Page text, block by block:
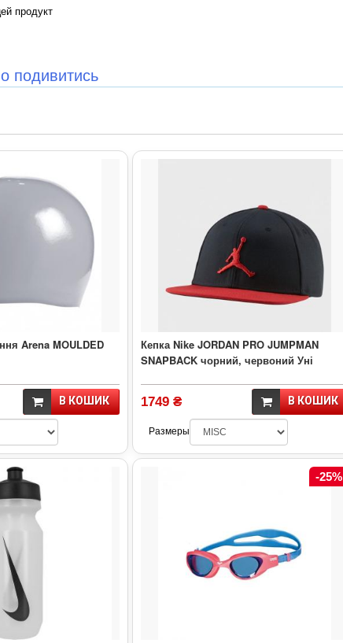
продукт
подивитись
Arena MOULDED
В КОШИК
Кепка Nike JORDAN PRO JUMPMAN
SNAPBACK чорний, червоний Уні
1749 ₴ В КОШИК
Размеры
-25%